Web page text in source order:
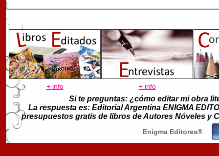
+ info + info
Si te preguntas: ¿cómo editar mi obra
La respuesta es: Editorial Argentina ENIGMA
presupuestos gratis de libros de Autores Nóveles y
Enigma Editores®